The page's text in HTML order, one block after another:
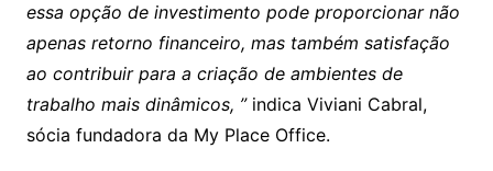
essa opção de investimento pode proporcionar não
apenas retorno financeiro, mas também satisfação
ao contribuir para a criação de ambientes de
trabalho mais dinâmicos, ” indica Viviani Cabral,
sócia fundadora da My Place Office.